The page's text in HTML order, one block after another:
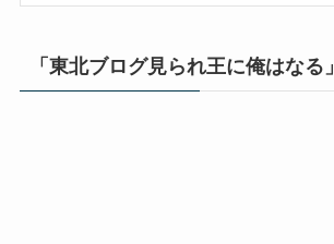
「東北ブログ見られ王に俺はなる」